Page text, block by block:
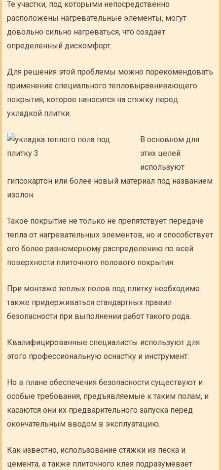
Те участки, под которыми непосредственно
расположены нагревательные элементы, могут
довольно сильно нагреваться, что создает
определенный дискомфорт.
Для решения этой проблемы можно порекомендовать
применение специального тепловыравнивающего
покрытия, которое наносится на стяжку перед
укладкой плитки.
В основном для
этих целей
используют
гипсокартон или более новый материал под названием
изолон.
Такое покрытие не только не препятствует передаче
тепла от нагревательных элементов, но и способствует
его более равномерному распределению по всей
поверхности плиточного полового покрытия.
При монтаже теплых полов под плитку необходимо
также придерживаться стандартных правил
безопасности при выполнении работ такого рода.
Квалифицированные специалисты используют для
этого профессиональную оснастку и инструмент.
Но в плане обеспечения безопасности существуют и
особые требования, предъявляемые к таким полам, и
касаются они их предварительного запуска перед
окончательным вводом в эксплуатацию.
Как известно, использование стяжки из песка и
цемента, а также плиточного клея подразумевает